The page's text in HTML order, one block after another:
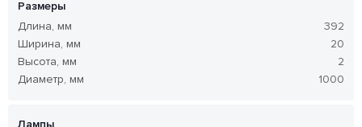
Размеры
Длина, мм
392
Ширина, мм
20
Высота, мм
2
Диаметр, мм
1000
Лампы